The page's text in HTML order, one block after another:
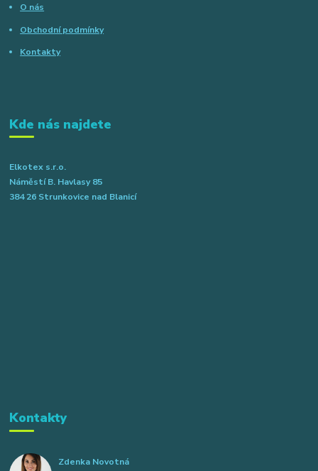
O nás
Obchodní podmínky
Kontakty
Kde nás najdete
Elkotex s.r.o.
Náměstí B. Havlasy 85
384 26 Strunkovice nad Blanicí
Kontakty
Zdenka Novotná